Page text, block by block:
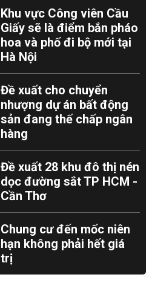
Khu vực Công viên Cầu
Giấy sẽ là điểm bắn pháo
hoa và phố đi bộ mới tại
Hà Nội
Đề xuất cho chuyển
nhượng dự án bất động
sản đang thế chấp ngân
hàng
Đề xuất 28 khu đô thị nén
dọc đường sắt TP HCM -
Cần Thơ
Chung cư đến mốc niên
hạn không phải hết giá
trị